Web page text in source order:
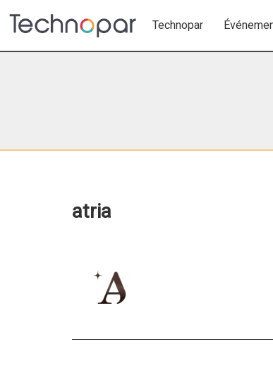
Technopar
atria